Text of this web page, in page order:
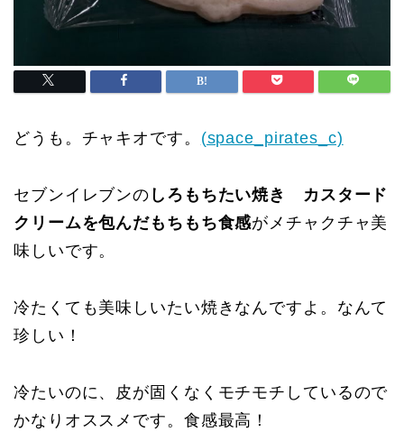
どうも。チャキオです。 (space_pirates_c)
セブンイレブンの しろもちたい焼き カスタード
クリームを包んだもちもち食感がメチャクチャ美
味しいです。
冷たくても美味しいたい焼きなんですよ。なんて
珍しい！
冷たいのに、皮が固くなくモチモチしているので
かなりオススメです。食感最高！